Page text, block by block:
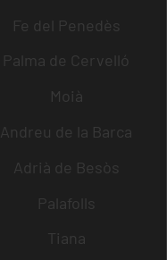
Fe del Penedès
Palma de Cervelló
Moià
Andreu de la Barca
Adrià de Besòs
Palafolls
Tiana